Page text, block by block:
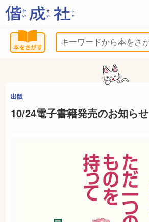
出版
10/24電子書籍発売のお知らせ